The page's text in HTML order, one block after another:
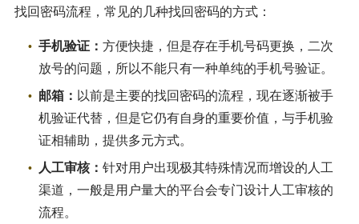
找回密码流程，常见的几种找回密码的方式：
手机验证： 方便快捷，但是存在手机号码更换，二次
放号的问题，所以不能只有一种单纯的手机号验证。
邮箱： 以前是主要的找回密码的流程，现在逐渐被手
机验证代替，但是它仍有自身的重要价值，与手机验
证相辅助，提供多元方式。
人工审核： 针对用户出现极其特殊情况而增设的人工
渠道，一般是用户量大的平台会专门设计人工审核的
流程。